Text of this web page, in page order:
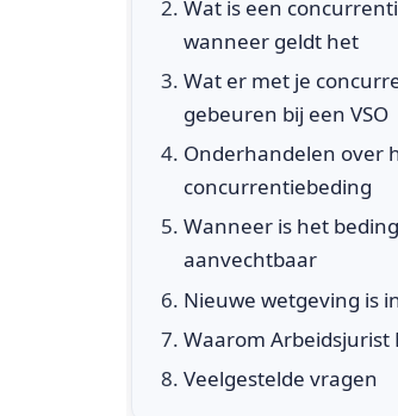
Wat is een
wanneer geldt het
Wat er met je
gebeuren bij een VSO
Onderhandelen over
concurrentiebeding
Wanneer is het
aanvechtbaar
Nieuwe wetgeving is
Waarom Arbeidsjurist
Veelgestelde vragen